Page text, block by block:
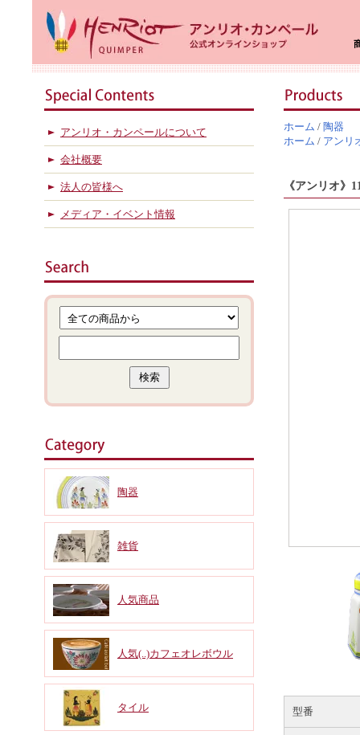
ホーム / 陶器
ホーム / アンリ
《アンリ
型番
アンリオ・カンペールについて
会社概要
法人の皆様へ
メディア・イベント情報
陶器
雑貨
人気商品
人気(..)カフェオレボウル
タイル